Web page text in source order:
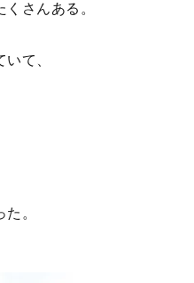
さんある。
て、
。